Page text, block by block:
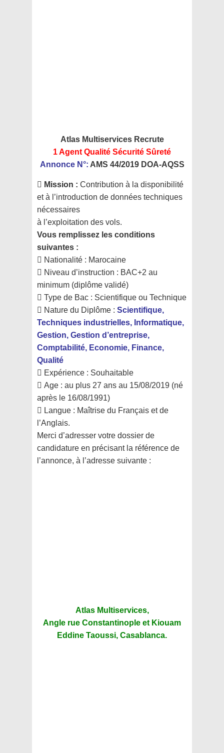
Atlas Multiservices Recrute
1 Agent Qualité Sécurité Sûreté
Annonce N°: AMS 44/2019 DOA-AQSS
 Mission : Contribution à la disponibilité
et à l’introduction de données techniques
nécessaires
à l’exploitation des vols.
Vous remplissez les conditions
suivantes :
 Nationalité : Marocaine
 Niveau d’instruction : BAC+2 au
minimum (diplôme validé)
 Type de Bac : Scientifique ou Technique
 Nature du Diplôme : Scientifique,
Techniques industrielles, Informatique,
Gestion, Gestion d’entreprise,
Comptabilité, Economie, Finance,
Qualité
 Expérience : Souhaitable
 Age : au plus 27 ans au 15/08/2019 (né
après le 16/08/1991)
 Langue : Maîtrise du Français et de
l’Anglais.
Merci d’adresser votre dossier de
candidature en précisant la référence de
l’annonce, à l’adresse suivante :
Atlas Multiservices,
Angle rue Constantinople et Kiouam
Eddine Taoussi, Casablanca.